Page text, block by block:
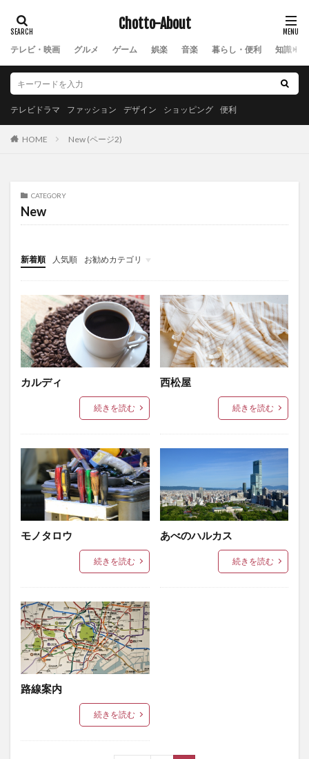
Chotto-About
テレビ・映画 グルメ ゲーム 娯楽 音楽 暮らし・便利 知識・
テレビドラマ ファッション デザイン ショッピング 便利
HOME New (ページ2)
CATEGORY
New
新着順 人気順
お勧めカテゴリ
New
カルディ
続きを読む
西松屋
続きを読む
モノタロウ
続きを読む
あべのハルカス
続きを読む
路線案内
続きを読む